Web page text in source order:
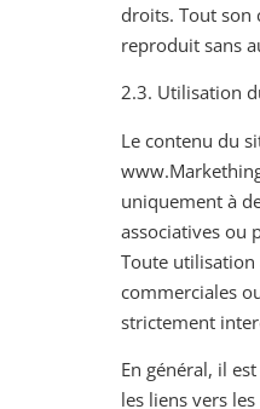
droits. Tout son
reproduit sans
2.3. Utilisation
Le contenu du
uniquement à
associatives ou
Toute utilisation
commerciales
strictement
En général, il
les liens vers